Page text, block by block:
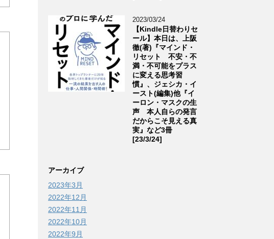
2023/03/24
【Kindle日替わりセ
ール】本日は、上阪
徹(著)『マインド・
リセット 不安・不
満・不可能をプラス
に変える思考習
慣』、ジェシカ・イ
ースト(編集)他『イ
ーロン・マスクの生
声 本人自らの発言
だからこそ見える真
実』など3冊
[23/3/24]
アーカイブ
2023年3月
2022年12月
2022年11月
2022年10月
2022年9月